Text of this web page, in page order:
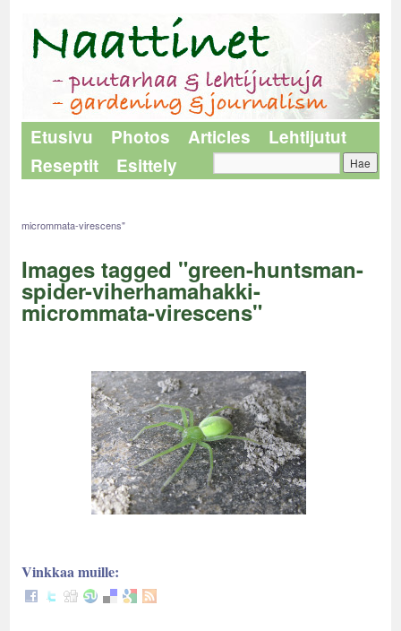
Etusivu Photos Articles
Lehtijutut
Reseptit
Esittely
micrommata-virescens"
Images tagged "green-huntsman-
spider-viherhamahakki-
micrommata-virescens"
Vinkkaa muille: